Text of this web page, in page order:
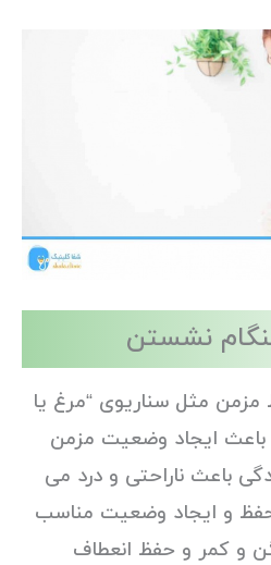
نشستن
مزمن مثل سناریوی “مرغ یا
باعث ایجاد وضعیت مزمن
باعث ناراحتی و درد می
و ایجاد وضعیت مناسب
و کمر و حفظ انعطاف